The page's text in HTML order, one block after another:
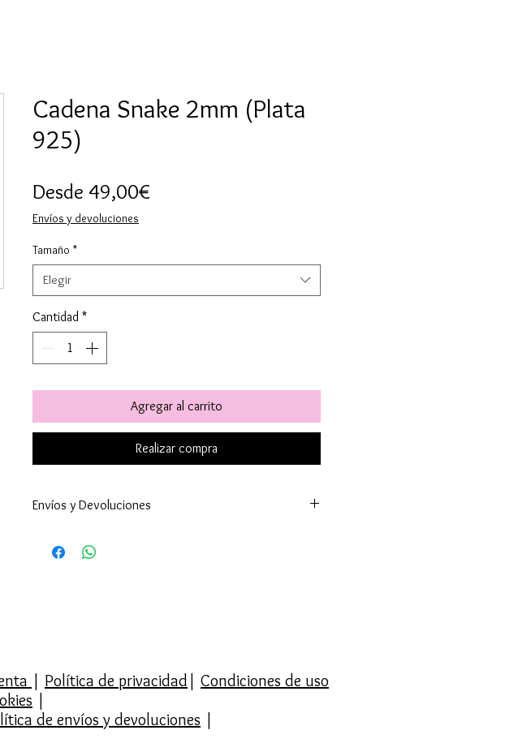
Cadena Snake 2mm (Plata
925)
Desde 49,00€
Envíos y devoluciones
Tamaño *
Elegir
Cantidad *
Agregar al carrito
Realizar compra
Envíos y Devoluciones
hábiles.
superiores a 39€, Portugal superior a 50€ y en
Europa y resto del mundo superior a 90€.
También tenemos la opción de Recoger el Pedido
en Barcelona en C/Mallorca con C/ Sibelius. Se
| Política de privacidad | Condiciones de uso
|
de envíos y devoluciones |